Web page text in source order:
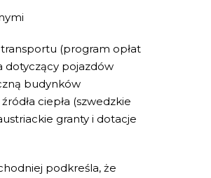
(program opłat
dotyczący pojazdów
budynków
ciepła (szwedzkie
granty i dotacje
podkreśla, że